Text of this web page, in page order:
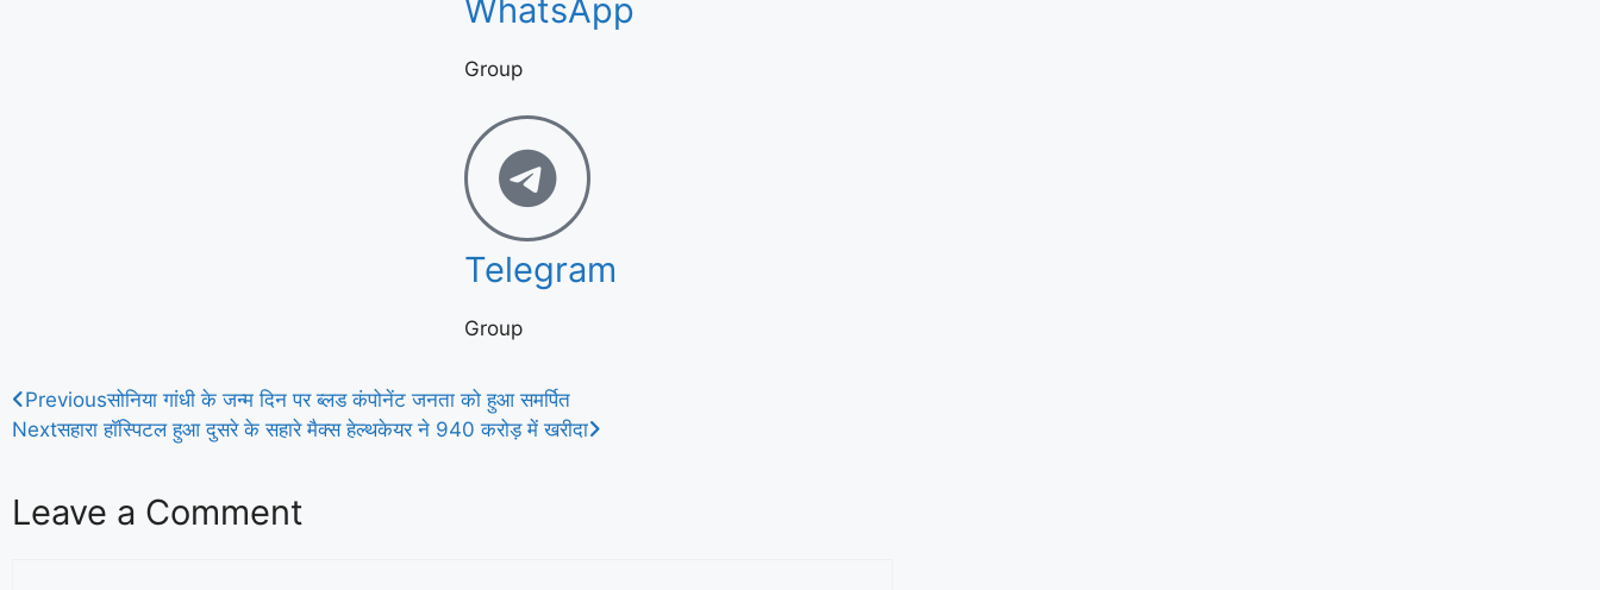
WhatsApp
Group
Telegram
Group
Previousसोनिया गांधी के जन्म दिन पर ब्लड कंपोनेंट जनता को हुआ समर्पित
Nextसहारा हाॅस्पिटल हुआ दुसरे के सहारे मैक्स हेल्थकेयर ने 940 करोड़ में खरीदा
Leave a Comment